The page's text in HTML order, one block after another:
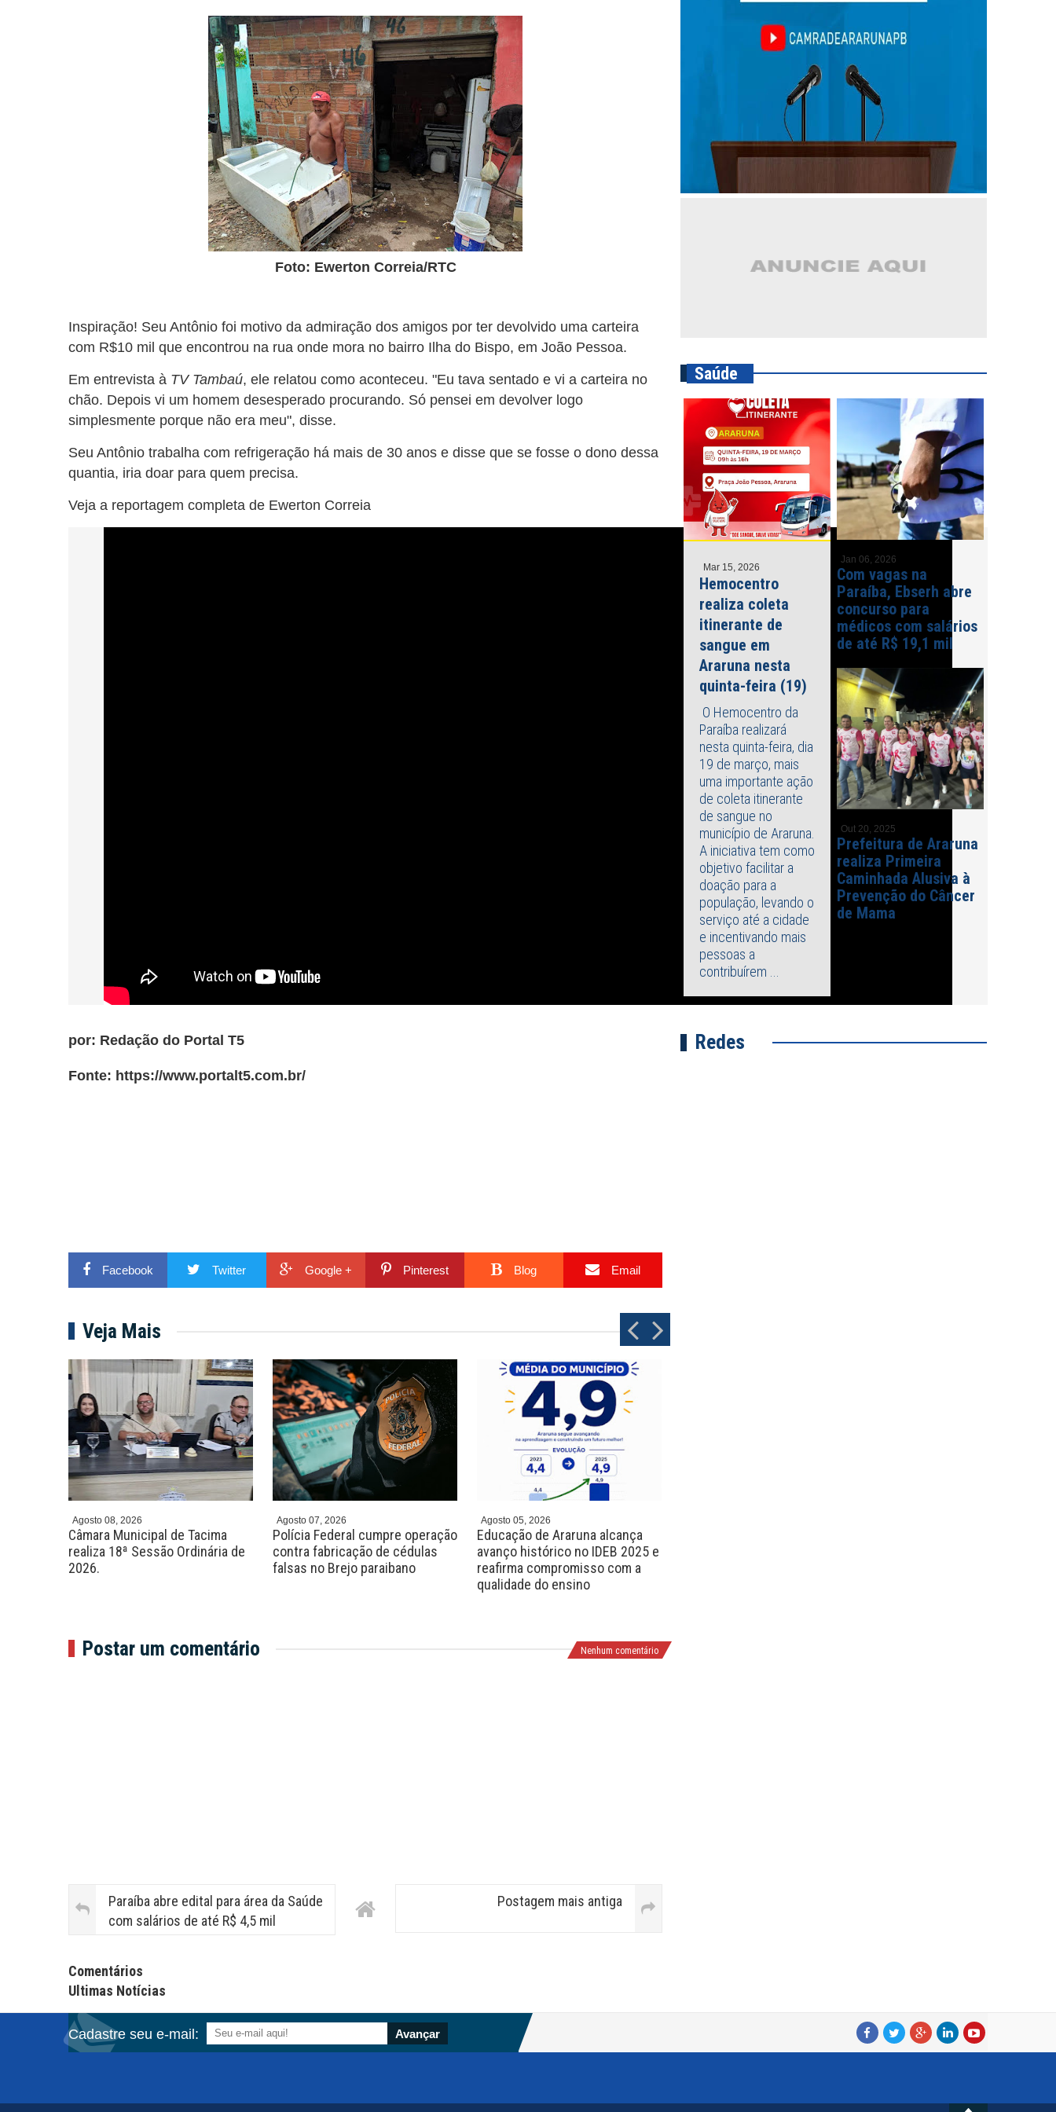
Foto: Ewerton Correia/RTC
Inspiração! Seu Antônio foi motivo da admiração dos amigos por ter devolvido uma carteira
com R$10 mil que encontrou na rua onde mora no bairro Ilha do Bispo, em João Pessoa.
Em entrevista à TV Tambaú, ele relatou como aconteceu. "Eu tava sentado e vi a carteira no
chão. Depois vi um homem desesperado procurando. Só pensei em devolver logo
simplesmente porque não era meu", disse.
Seu Antônio trabalha com refrigeração há mais de 30 anos e disse que se fosse o dono dessa
quantia, iria doar para quem precisa.
Veja a reportagem completa de Ewerton Correia
por: Redação do Portal T5
Fonte: https://www.portalt5.com.br/
Facebook Twitter Google + Pinterest Blog Email
Veja Mais
Agosto 08, 2026
Câmara Municipal de Tacima
realiza 18ª Sessão Ordinária de
2026.
Agosto 07, 2026
Polícia Federal cumpre operação
contra fabricação de cédulas
falsas no Brejo paraibano
Agosto 05, 2026
Educação de Araruna alcança
avanço histórico no IDEB 2025 e
reafirma compromisso com a
qualidade do ensino
P
r
v
Postar um comentário Nenhum comentário
Paraíba abre edital para área da Saúde
com salários de até R$ 4,5 mil
Postagem mais antiga
Facebook Comments APPID
Comentários
Ultimas Notícias
Saúde
Mar 15, 2026
Hemocentro
realiza coleta
itinerante de
sangue em
Araruna nesta
quinta-feira (19)
O Hemocentro da
Paraíba realizará
nesta quinta-feira, dia
19 de março, mais
uma importante ação
de coleta itinerante
de sangue no
município de Araruna.
A iniciativa tem como
objetivo facilitar a
doação para a
população, levando o
serviço até a cidade
e incentivando mais
pessoas a
contribuírem ...
Jan 06, 2026
Com vagas na
Paraíba, Ebserh abre
concurso para
médicos com salários
de até R$ 19,1 mil
Out 20, 2025
Prefeitura de Araruna
realiza Primeira
Caminhada Alusiva à
Prevenção do Câncer
de Mama
Redes
Cadastre seu e-mail: